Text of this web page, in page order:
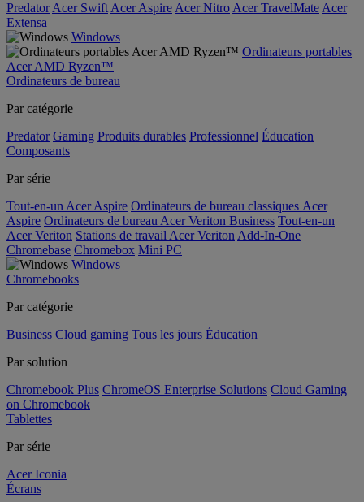
Predator Acer Swift Acer Aspire Acer Nitro Acer TravelMate Acer
Extensa
Windows
Ordinateurs portables
Acer AMD Ryzen™
Ordinateurs de bureau
Par catégorie
Predator Gaming Produits durables Professionnel Éducation
Composants
Par série
Tout-en-un Acer Aspire Ordinateurs de bureau classiques Acer
Aspire Ordinateurs de bureau Acer Veriton Business Tout-en-un
Acer Veriton Stations de travail Acer Veriton Add-In-One
Chromebase Chromebox Mini PC
Windows
Chromebooks
Par catégorie
Business Cloud gaming Tous les jours Éducation
Par solution
Chromebook Plus ChromeOS Enterprise Solutions Cloud Gaming
on Chromebook
Tablettes
Par série
Acer Iconia
Écrans